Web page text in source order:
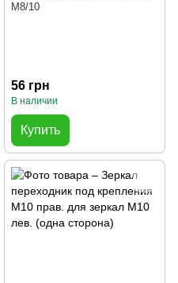
М8/10
56 грн
В наличии
Купить